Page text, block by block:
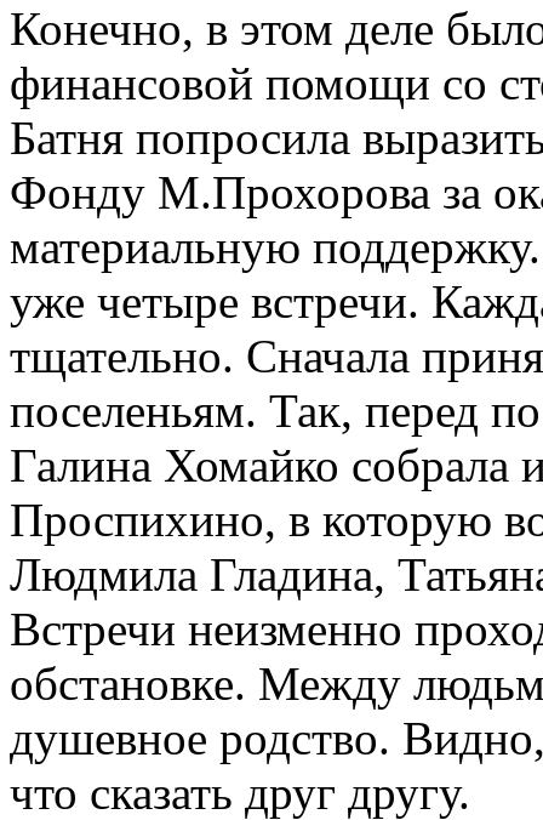
Конечно, в этом деле
финансовой помощи со
Батня попросила
Фонду М.Прохорова за
материальную
уже четыре встречи.
тщательно. Сначала
поселеньям. Так, перед
Галина Хомайко собрала
Проспихино, в которую
Людмила Гладина,
Встречи неизменно
обстановке. Между
душевное родство.
что сказать друг другу.